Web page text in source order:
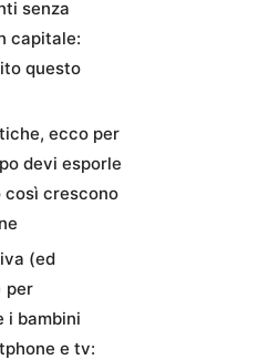
senza
capitale:
questo
ecco per
devi esporle
così crescono
(ed
per
i bambini
e tv: